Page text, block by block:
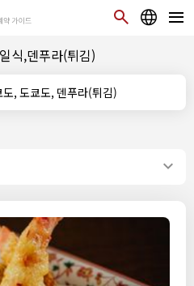
식,덴푸라(튀김)
, 도쿄도, 도쿄도, 덴푸라(튀김)